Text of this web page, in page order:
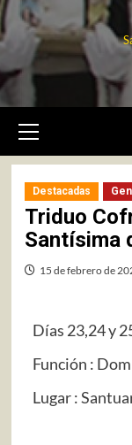
primario
Destacadas
Triduo
Santísima
15 de febrero de
Días 23,24 y
Función :
Lugar :